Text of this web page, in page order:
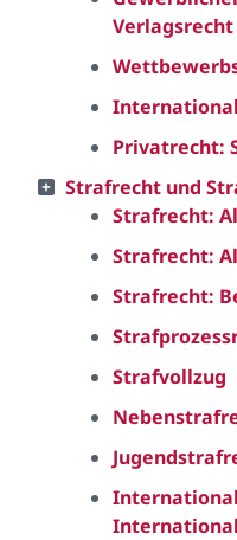
Verlagsrecht
Privatrecht:
Strafrecht und
Strafrecht:
Strafrecht:
Strafrecht:
Strafvollzug